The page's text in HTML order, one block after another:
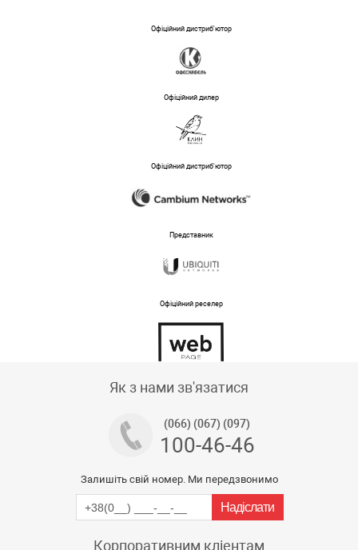
Офіційний дистриб'ютор
Офіційний дилер
Офіційний дистриб'ютор
Представник
Офіційний реселер
Як з нами зв'язатися
(066) (067) (097)
100-46-46
Залишіть свій номер. Ми передзвонимо
Корпоративним кліентам